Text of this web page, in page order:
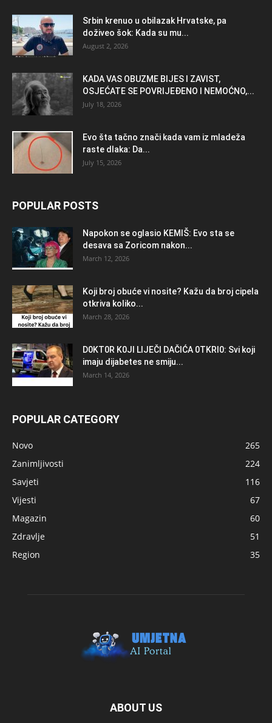
Srbin krenuo u obilazak Hrvatske, pa
doživeo šok: Kada su mu...
August 2, 2026
KADA VAS OBUZME BIJES I ZAVIST,
OSJEĆATE SE POVRIJEĐENO I NEMOĆNO,...
July 18, 2026
Evo šta tačno znači kada vam iz mladeža
raste dlaka: Da...
July 15, 2026
POPULAR POSTS
Napokon se oglasio KEMlŠ: Evo sta se
desava sa Zoricom nakon...
March 12, 2026
Koji broj obuće vi nosite? Kažu da broj cipela
otkriva koliko...
March 28, 2026
D0KT0R K0Jl LlJEČl DAČlĆA 0TKRl0: Svi koji
imaju dijabetes ne smiju...
March 14, 2026
POPULAR CATEGORY
Novo
265
Zanimljivosti
224
Savjeti
116
Vijesti
67
Magazin
60
Zdravlje
51
Region
35
ABOUT US